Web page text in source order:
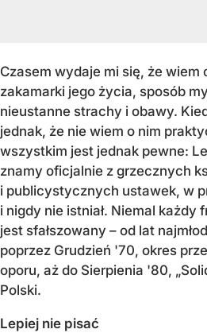
Czasem wydaje mi się, że wiem
zakamarki jego życia, sposób
nieustanne strachy i obawy.
jednak, że nie wiem o nim
wszystkim jest jednak pewne:
znamy oficjalnie z grzecznych
i publicystycznych ustawek, w
i nigdy nie istniał. Niemal każdy
jest sfałszowany – od lat
poprzez Grudzień '70, okres
oporu, aż do Sierpienia '80,
Polski.
Lepiej nie pisać